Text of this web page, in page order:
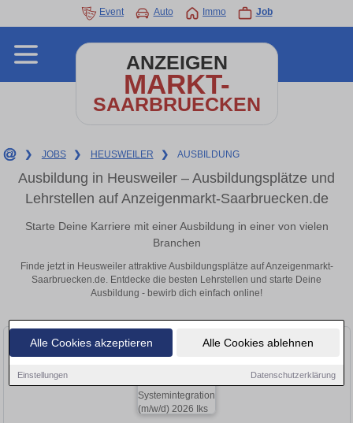
Alle Cookies akzeptieren Alle Cookies ablehnen
Einstellungen Datenschutzerklärung
Event Auto Immo Job
ANZEIGEN
MARKT-
SAARBRUECKEN
❯ JOBS ❯ HEUSWEILER ❯ AUSBILDUNG
Ausbildung in Heusweiler – Ausbildungsplätze und
Lehrstellen auf Anzeigenmarkt-Saarbruecken.de
Starte Deine Karriere mit einer Ausbildung in einer von vielen
Branchen
Finde jetzt in Heusweiler attraktive Ausbildungsplätze auf Anzeigenmarkt-
Saarbruecken.de. Entdecke die besten Lehrstellen und starte Deine
Ausbildung - bewirb dich einfach online!